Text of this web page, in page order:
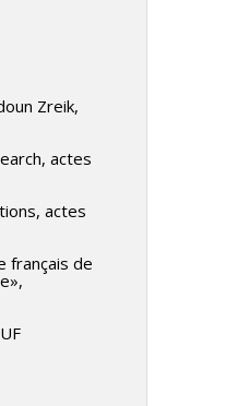
Zreik,
actes
actes
français de